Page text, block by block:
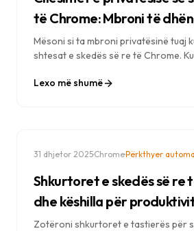
të Chrome: Mbroni të
gjatë personalizimit
Mësoni si ta mbroni privatësinë tuaj
shtesat e skedës së re të Chrome.
privatësinë.
Lexo më shumë
31 dhjetor 2025·Chrome·Përkthyer
Shkurtoret e skedës së re
dhe këshilla për
Zotëroni shfletuesin tuaj
Zotëroni shkurtoret e tastierës për